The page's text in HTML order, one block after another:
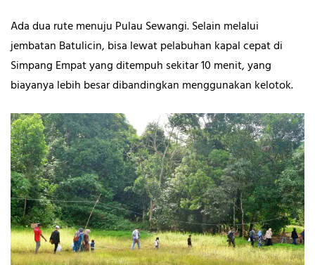
Ada dua rute menuju Pulau Sewangi. Selain melalui
jembatan Batulicin, bisa lewat pelabuhan kapal cepat di
Simpang Empat yang ditempuh sekitar 10 menit, yang
biayanya lebih besar dibandingkan menggunakan kelotok.